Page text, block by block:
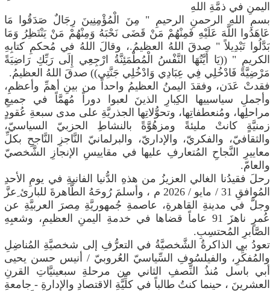
اليمنِ في ذمَّةِ اللهِ
بسمِ اللهِ الرحمنِ الرحيمِ " مِنَ الْمُؤْمِنِينَ رِجَالٌ صَدَقُوا مَا
عَاهَدُوا اللَّهَ عَلَيْهِ فَمِنْهُمْ مَنْ قَضَى نَحْبَهُ وَمِنْهُمْ مَنْ يَنْتَظِرُ وَمَا
بَدَّلُوا تَبْدِيلاً " صدقَ اللهُ العظيمُ.، وقالَ اللهُ في مُحكمِ كتابِهِ
الكريمِ " ((يَا أَيَّتُهَا النَّفْسُ الْمُطْمَئِنَّةُ ارْجِعِي إِلَى رَبِّكِ رَاضِيَةً
مَرْضِيَّةً فَادْخُلِي فِي عِبَادِي وَادْخُلِي جَنَّتِي)) صدقَ اللهُ العظيمُ.
فقدتْ عَدَن، وفقدَ اليمنُ العظيمُ واحداً من بينِ أهمِّ وأعظمِ،
وأجملِ سياسييها الكِبارِ الذينَ لعبوا دوراً مُهمَّاً في جميعِ
مراحلِها، ومُنعطفاتِها، وتحوُّلاتِها الجذريَّةِ على مدى سبعةِ عُقودٍ
زمنيَّةٍ كانتْ مليئةً ومزهُوَّةً بالنشاطِ الحزبيّ السياسيّ،
والثقافيّ، والفكريّ، والإداريّ، والبرلمانيّ النَّاجزِ النَّاجحِ بكلِّ
معاييرِ النَّجاحِ المُتعارفِ عليها في مقاييسِ الإنجازِ الشَّخصيّ
والعامّ.
رحلَ فقيدُنا الغالي العزيزُ من هذهِ الدُّنيا الفانيةِ في يومِ الأحدِ
المُوافقِ 31 / مايو / 2026 م ، وأسلمَ رُوحَهُ الطَّاهرةَ للبارئ ِعزَّ
وجلَّ في مدينةِ القاهرةِ، عاصمةِ جُمهوريَّةِ مِصرَ العربيَّةِ عن
عُمرٍ ناهزَ 91 عاماً قضاها في خدمةِ اليمنِ العظيمِ، وشعبِهِ
الصَّابرِ المُحتسِبِ.
تعودُ بي الذاكرةُ الشَّخصيَّةُ في التعرُّفِ إلى شخصيَّةِ المُناضِلِ
والمُفكِّرِ، والفيلسُوفِ السِّياسيّ العُروبيّ / أنيس حسن يحيى
أبي باسل مُنذُ النِّصفِ الثاني من مرحلةِ سبعينيَّاتِ القرنِ
العشرينَ ، حينما كنتُ طالباً في كلِّيَّةِ الاقتصادِ والإدارةِ - جامعةِ